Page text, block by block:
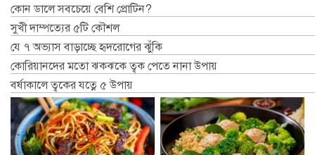
কোন ডালে সবচেয়ে বেশি প্রোটিন?
সুখী দাম্পত্যের ৫টি কৌশল
যে ৭ অভ্যাস বাড়াচ্ছে হৃদরোগের ঝুঁকি
কোরিয়ানদের মতো ঝকঝকে ত্বক পেতে নানা উপায়
বর্ষাকালে ত্বকের যত্নে ৫ উপায়